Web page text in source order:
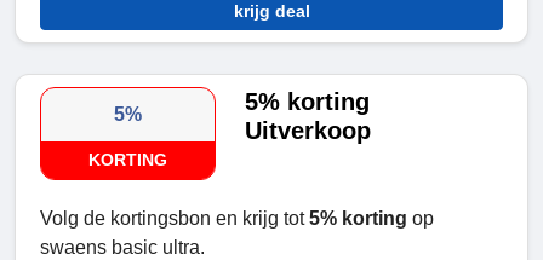
krijg deal
5%
KORTING
5% korting
Uitverkoop
Volg de kortingsbon en krijg tot5% korting op
swaens basic ultra.